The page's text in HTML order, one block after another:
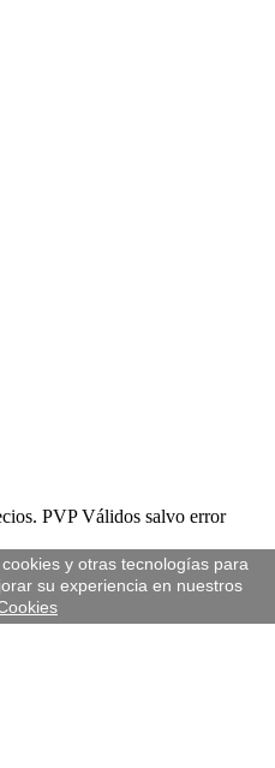
PVP Válidos salvo error
y otras tecnologías para
su experiencia en nuestros